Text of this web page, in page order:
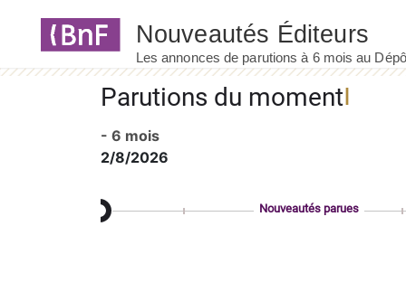
Parutions du moment
- 6 mois
2/8/2026
Nouveautés parues